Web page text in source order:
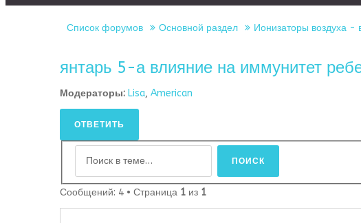
Список форумов Основной раздел Ионизаторы воздуха -
янтарь 5-а влияние на иммунитет
Модераторы: Lisa, American
ОТВЕТИТЬ
Сообщений: 4 • Страница 1 из 1